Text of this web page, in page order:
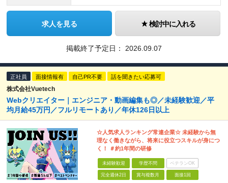
求人を見る 検討中に入れる
掲載終了予定日： 2026.09.07
正社員 面接情報有 自己PR不要 話を聞きたい応募可
株式会社Vuetech
Webクリエイター｜エンジニア・動画編集も◎／未経験歓迎／平
均月給45万円／フルリモートあり／年休126日以上
☆人気求人ランキング常連企業☆ 未経験から無
理なく働きながら、将来に役立つスキルが身につ
く！ ＃約1年間の研修
未経験歓迎 学歴不問 ベテランOK
完全週休2日 賞与複数月 面接1回